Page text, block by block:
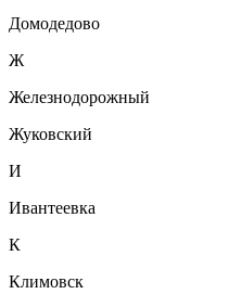
Домодедово
Ж
Железнодорожный
Жуковский
И
Ивантеевка
К
Климовск